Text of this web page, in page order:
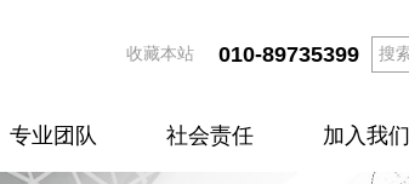
收藏本站 010-89735399
专业团队 社会责任 加入我们